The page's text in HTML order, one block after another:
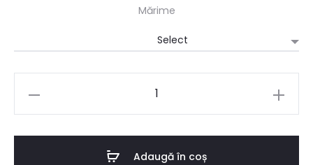
Mărime
Adaugă în coș